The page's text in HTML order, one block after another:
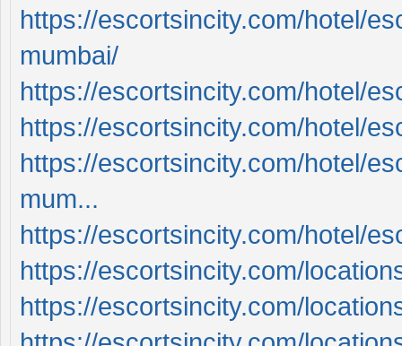
https://escortsincity.com/hotel/
mumbai/
https://escortsincity.com/hotel/
https://escortsincity.com/hotel/
https://escortsincity.com/hotel/
mum...
https://escortsincity.com/hotel/
https://escortsincity.com/
https://escortsincity.com/